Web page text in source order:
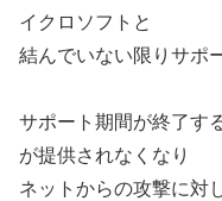
イクロソフトと
結んでいない限りサポ
サポート期間が終了す
が提供されなくなり
ネットからの攻撃に対